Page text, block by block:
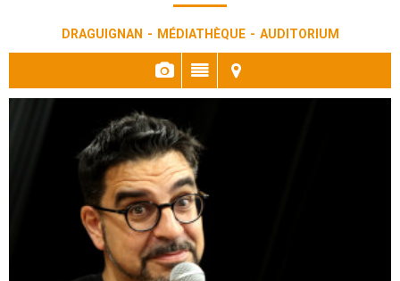
DRAGUIGNAN MÉDIATHÈQUE AUDITORIUM